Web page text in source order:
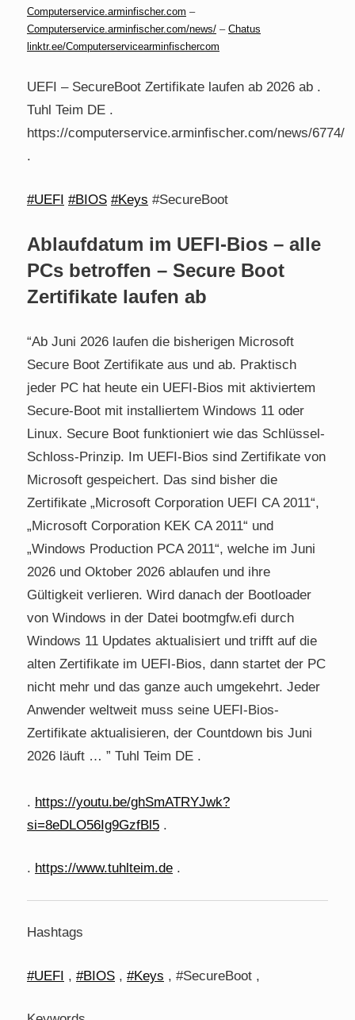
Computerservice.arminfischer.com –
Computerservice.arminfischer.com/news/ – Chatus
linktr.ee/Computerservicearminfischercom
UEFI – SecureBoot Zertifikate laufen ab 2026 ab .
Tuhl Teim DE .
https://computerservice.arminfischer.com/news/6774/
.
#UEFI #BIOS #Keys #SecureBoot
Ablaufdatum im UEFI-Bios – alle
PCs betroffen – Secure Boot
Zertifikate laufen ab
“Ab Juni 2026 laufen die bisherigen Microsoft
Secure Boot Zertifikate aus und ab. Praktisch
jeder PC hat heute ein UEFI-Bios mit aktiviertem
Secure-Boot mit installiertem Windows 11 oder
Linux. Secure Boot funktioniert wie das Schlüssel-
Schloss-Prinzip. Im UEFI-Bios sind Zertifikate von
Microsoft gespeichert. Das sind bisher die
Zertifikate „Microsoft Corporation UEFI CA 2011“,
„Microsoft Corporation KEK CA 2011“ und
„Windows Production PCA 2011“, welche im Juni
2026 und Oktober 2026 ablaufen und ihre
Gültigkeit verlieren. Wird danach der Bootloader
von Windows in der Datei bootmgfw.efi durch
Windows 11 Updates aktualisiert und trifft auf die
alten Zertifikate im UEFI-Bios, dann startet der PC
nicht mehr und das ganze auch umgekehrt. Jeder
Anwender weltweit muss seine UEFI-Bios-
Zertifikate aktualisieren, der Countdown bis Juni
2026 läuft … ” Tuhl Teim DE .
. https://youtu.be/ghSmATRYJwk?
si=8eDLO56Ig9GzfBl5 .
. https://www.tuhlteim.de .
Hashtags
#UEFI , #BIOS , #Keys , #SecureBoot ,